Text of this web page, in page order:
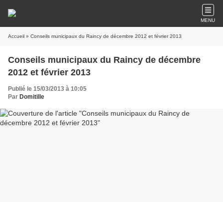
MENU
Accueil » Conseils municipaux du Raincy de décembre 2012 et février 2013
Conseils municipaux du Raincy de décembre
2012 et février 2013
Publié le 15/03/2013 à 10:05
Par Domitille